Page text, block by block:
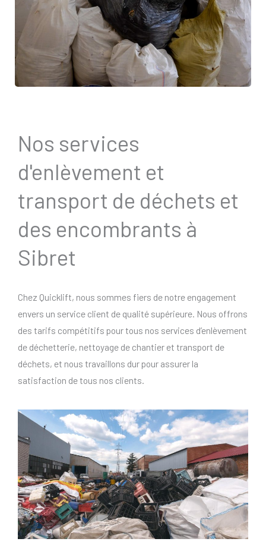
Nos services
d'enlèvement et
transport de déchets et
des encombrants à
Sibret
Chez Quicklift, nous sommes fiers de notre engagement
envers un service client de qualité supérieure. Nous offrons
des tarifs compétitifs pour tous nos services d’enlèvement
de déchetterie, nettoyage de chantier et transport de
déchets, et nous travaillons dur pour assurer la
satisfaction de tous nos clients.